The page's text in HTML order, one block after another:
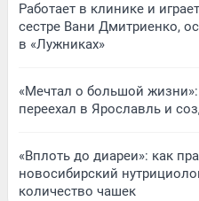
Работает в клинике и
сестре Вани Дмитриенко,
в «Лужниках»
«Мечтал о большой
переехал в Ярославль и
«Вплоть до диареи»: как
новосибирский
количество чашек